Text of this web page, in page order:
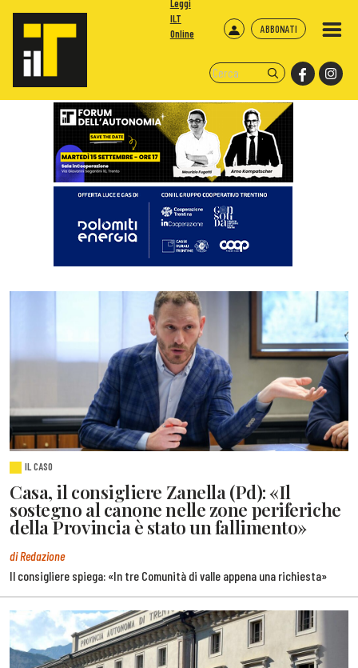
ABBONATI
Leggi
ILT
Online
IL CASO
Casa, il consigliere Zanella (Pd): «Il
sostegno al canone nelle zone periferiche
della Provincia è stato un fallimento»
di Redazione
Il consigliere spiega: «In tre Comunità di valle appena una richiesta»